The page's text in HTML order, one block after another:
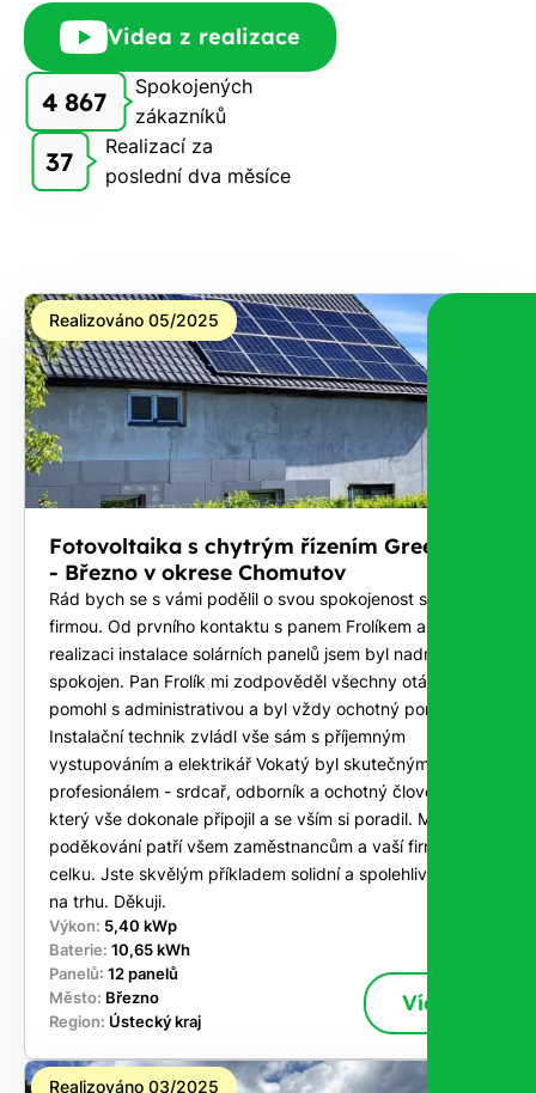
Rádi
Vám
zdarma
pošleme,
na co
máte
nárok.
a nic Vás
to
nestojí.
Videa z realizace
4 867
Spokojených
zákazníků
37
Realizací za
poslední dva měsíce
Realizováno 05/2025
Fotovoltaika s chytrým řízením GreenBox
- Březno v okrese Chomutov
Rád bych se s vámi podělil o svou spokojenost s vaší
firmou. Od prvního kontaktu s panem Frolíkem až po
realizaci instalace solárních panelů jsem byl nadmíru
spokojen. Pan Frolík mi zodpověděl všechny otázky,
pomohl s administrativou a byl vždy ochotný poradit.
Instalační technik zvládl vše sám s příjemným
vystupováním a elektrikář Vokatý byl skutečným
profesionálem - srdcař, odborník a ochotný člověk,
který vše dokonale připojil a se vším si poradil. Mé
poděkování patří všem zaměstnancům a vaší firmě jako
celku. Jste skvělým příkladem solidní a spolehlivé firmy
na trhu. Děkuji.
Výkon: 5,40 kWp
Baterie: 10,65 kWh
Panelů: 12 panelů
Město: Březno
Region: Ústecký kraj
Více
Realizováno 03/2025